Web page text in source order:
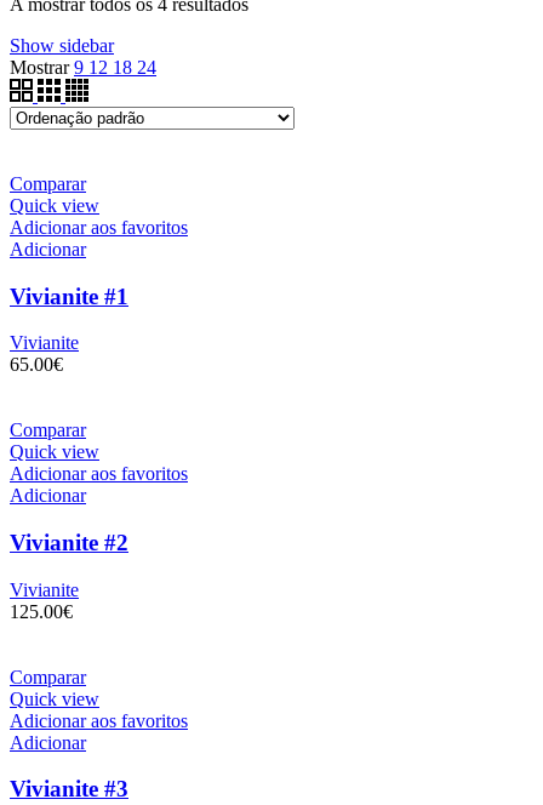
Show sidebar
Mostrar9 12 18 24
Comparar
Quick view
Adicionar aos favoritos
Adicionar
Vivianite #1
Vivianite
65.00€
Comparar
Quick view
Adicionar aos favoritos
Adicionar
Vivianite #2
Vivianite
125.00€
Comparar
Quick view
Adicionar aos favoritos
Adicionar
Vivianite #3